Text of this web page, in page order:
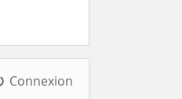
Connexion